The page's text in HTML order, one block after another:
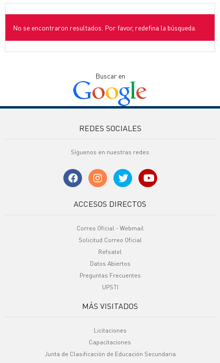
No se encontraron resultados. Por favor, redefina la búsqueda.
Buscar en
REDES SOCIALES
Síguenos en nuestras redes
ACCESOS DIRECTOS
Correo Oficial - Webmail
Solicitud Correo Oficial
Refsatel
Datos Abiertos
Preguntas Frecuentes
UPSTI
MÁS VISITADOS
Licitaciones
Capacitaciones
Junta de Clasificación de Educación Secundaria